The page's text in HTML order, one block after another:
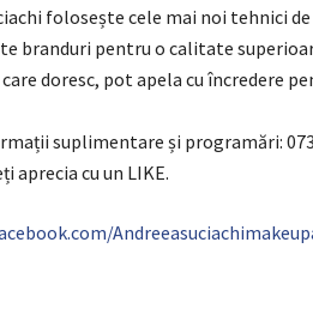
folosește cele mai noi tehnici
branduri pentru o calitate
doresc, pot apela cu încredere
suplimentare și programări:
aprecia cu un LIKE.